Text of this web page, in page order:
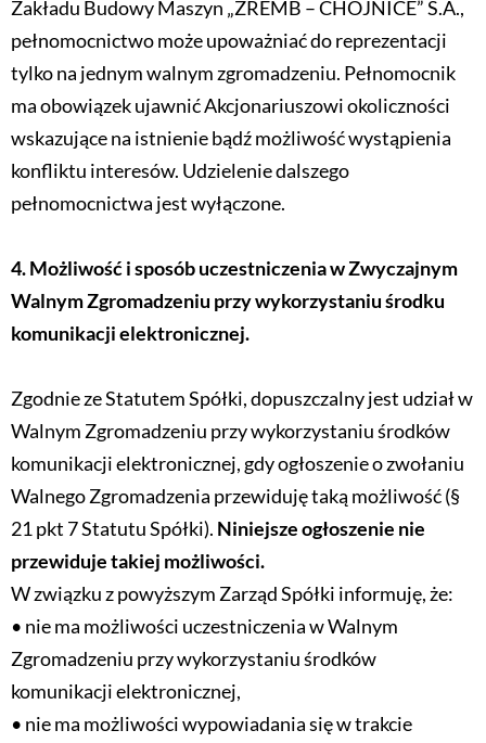
Zakładu Budowy Maszyn „ZREMB – CHOJNICE” S.A.,
pełnomocnictwo może upoważniać do reprezentacji
tylko na jednym walnym zgromadzeniu. Pełnomocnik
ma obowiązek ujawnić Akcjonariuszowi okoliczności
wskazujące na istnienie bądź możliwość wystąpienia
konfliktu interesów. Udzielenie dalszego
pełnomocnictwa jest wyłączone.
4. Możliwość i sposób uczestniczenia w Zwyczajnym
Walnym Zgromadzeniu przy wykorzystaniu środku
komunikacji elektronicznej.
Zgodnie ze Statutem Spółki, dopuszczalny jest udział w
Walnym Zgromadzeniu przy wykorzystaniu środków
komunikacji elektronicznej, gdy ogłoszenie o zwołaniu
Walnego Zgromadzenia przewiduję taką możliwość (§
21 pkt 7 Statutu Spółki). Niniejsze ogłoszenie nie
przewiduje takiej możliwości.
W związku z powyższym Zarząd Spółki informuję, że:
• nie ma możliwości uczestniczenia w Walnym
Zgromadzeniu przy wykorzystaniu środków
komunikacji elektronicznej,
• nie ma możliwości wypowiadania się w trakcie